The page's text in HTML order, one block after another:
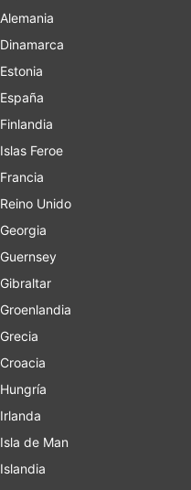
Alemania
Dinamarca
Estonia
España
Finlandia
Islas Feroe
Francia
Reino Unido
Georgia
Guernsey
Gibraltar
Groenlandia
Grecia
Croacia
Hungría
Irlanda
Isla de Man
Islandia